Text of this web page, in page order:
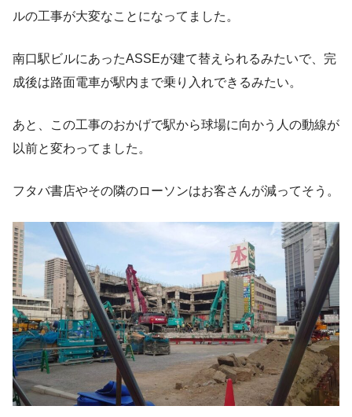
ルの工事が大変なことになってました。
南口駅ビルにあったASSEが建て替えられるみたいで、完
成後は路面電車が駅内まで乗り入れできるみたい。
あと、この工事のおかげで駅から球場に向かう人の動線が
以前と変わってました。
フタバ書店やその隣のローソンはお客さんが減ってそう。